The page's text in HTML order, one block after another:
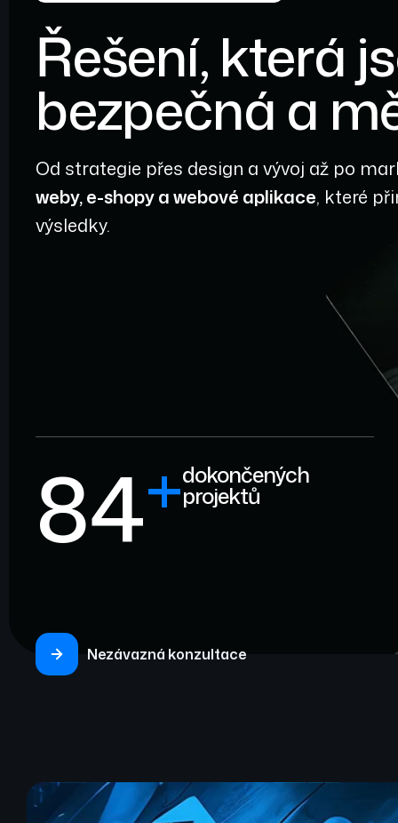
Řešení, která
bezpečná a
Od strategie přes design a vývoj až po
weby, e-shopy a webové aplikace, které
výsledky.
84+dokončených
projektů
Nezávazná konzultace